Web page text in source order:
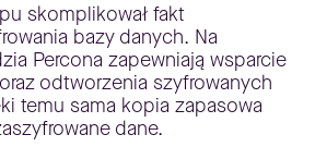
skomplikował fakt
bazy danych. Na
Percona zapewniają wsparcie
odtworzenia szyfrowanych
temu sama kopia zapasowa
dane.